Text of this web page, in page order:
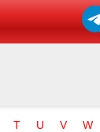
T U V W